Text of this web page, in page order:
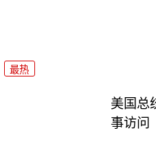
最热
美国总
事访问